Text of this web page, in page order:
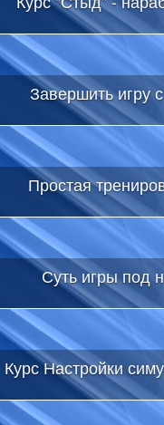
Завершить игру
Простая
Суть игры под
Курс Настройки